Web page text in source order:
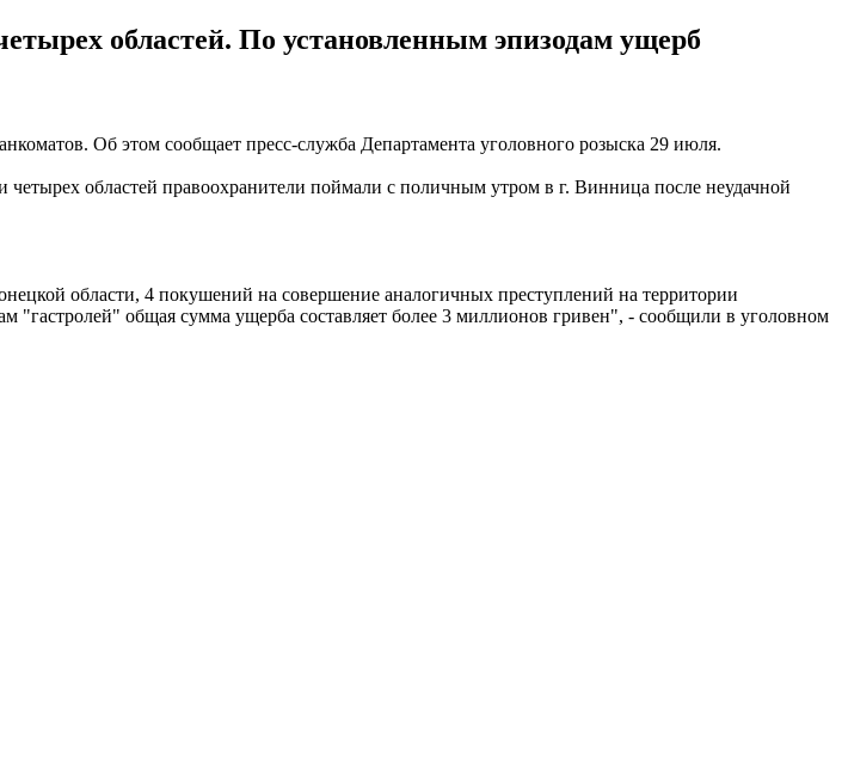
областей. По установленным эпизодам ущерб
Об этом сообщает пресс-служба Департамента уголовного розыска 29 июля.
областей правоохранители поймали с поличным утром в г. Винница после неудачной
области, 4 покушений на совершение аналогичных преступлений на территории
общая сумма ущерба составляет более 3 миллионов гривен", - сообщили в уголовном